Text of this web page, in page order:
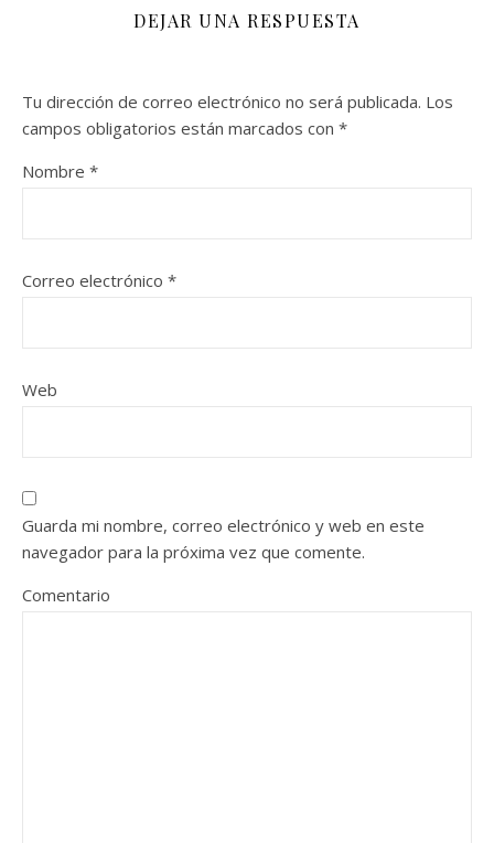
DEJAR UNA RESPUESTA
Tu dirección de correo electrónico no será publicada. Los
campos obligatorios están marcados con *
Nombre *
Correo electrónico *
Web
Guarda mi nombre, correo electrónico y web en este
navegador para la próxima vez que comente.
Comentario